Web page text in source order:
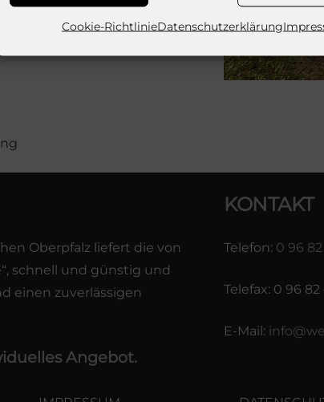
Cookie-RichtlinieDatenschutzerklärung
Oberpfalz liefert die von
schnell und günstig und
einen zuverlässigen
Angebot.
KONTAKT
Telefon: 0 96 82
Telefax: 0 96 82
E-Mail: